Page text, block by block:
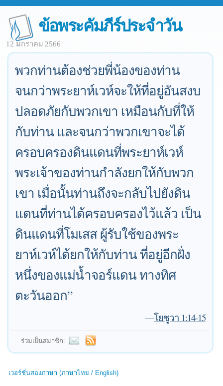
ข้อพระคัมภีร์ประจำวัน
12 มกราคม 2566
พวกท่านต้องช่วยพี่น้องของท่าน
จนกว่าพระยาห์เวห์จะให้ที่อยู่อันสงบ
ปลอดภัยกับพวกเขา เหมือนกับที่ให้
กับท่าน และจนกว่าพวกเขาจะได้
ครอบครองดินแดนที่พระยาห์เวห์
พระเจ้าของท่านกำลังยกให้กับพวก
เขา เมื่อนั้นท่านถึงจะกลับไปยังดิน
แดนที่ท่านได้ครอบครองไว้แล้ว เป็น
ดินแดนที่โมเสส ผู้รับใช้ของพระ
ยาห์เวห์ได้ยกให้กับท่าน ที่อยู่อีกฝั่ง
หนึ่งของแม่น้ำจอร์แดน ทางทิศ
ตะวันออก”
—โยชูวา 1:14-15
ร่วมเป็นสมาชิก:
เวอร์ชั่นสองภาษา (ภาษาไทย / English)